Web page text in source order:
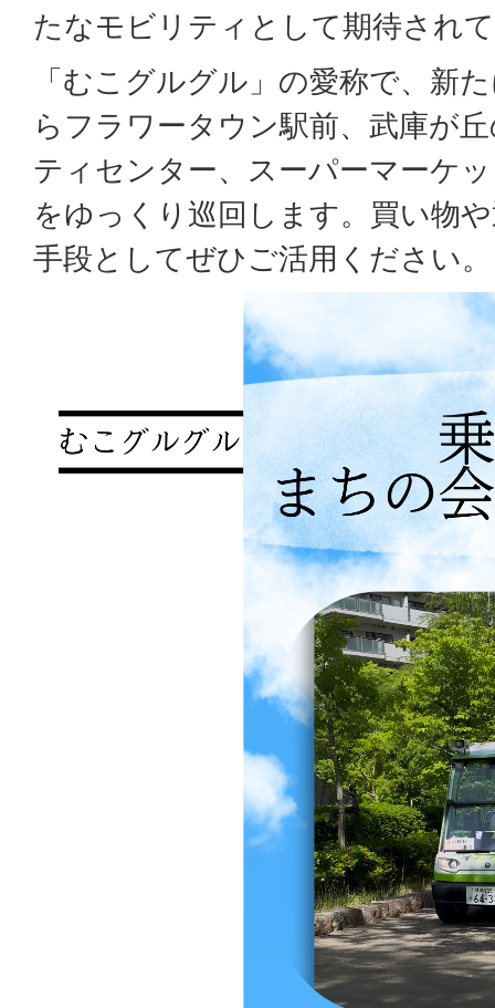
たなモビリティとして期待され
「むこグルグル」の愛称で、新
らフラワータウン駅前、武庫が
ティセンター、スーパーマーケ
をゆっくり巡回します。買い物
手段としてぜひご活用ください。